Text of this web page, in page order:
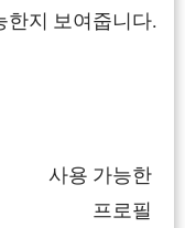
한지 보여줍니다.
사용 가능한
프로필